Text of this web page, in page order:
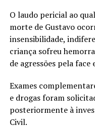
O laudo pericial ao
morte de Gustavo
insensibilidade,
criança sofreu
de agressões pela
Exames
e drogas foram
posteriormente à
Civil.